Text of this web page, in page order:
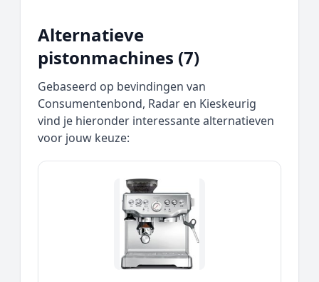
Alternatieve
pistonmachines (7)
Gebaseerd op bevindingen van
Consumentenbond, Radar en Kieskeurig
vind je hieronder interessante alternatieven
voor jouw keuze: